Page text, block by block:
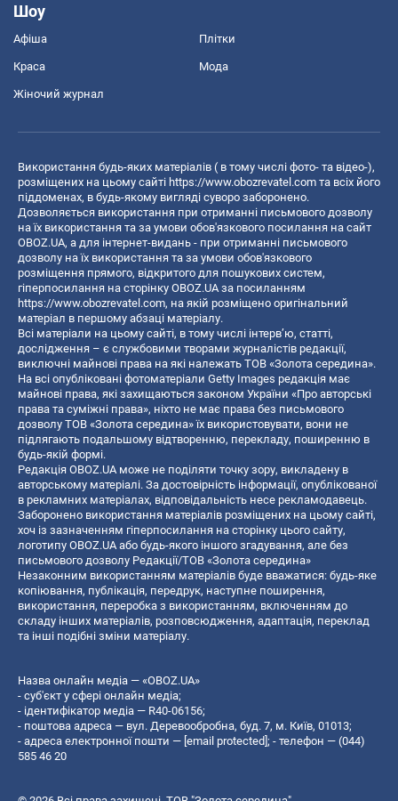
Шоу
Афіша Плітки
Краса Мода
Жіночий журнал
Використання будь-яких матеріалів ( в тому числі фото- та відео-),
розміщених на цьому сайті https://www.obozrevatel.com та всіх його
піддоменах, в будь-якому вигляді суворо заборонено.
Дозволяється використання при отриманні письмового дозволу
на їх використання та за умови обов'язкового посилання на сайт
OBOZ.UA, а для інтернет-видань - при отриманні письмового
дозволу на їх використання та за умови обов'язкового
розміщення прямого, відкритого для пошукових систем,
гіперпосилання на сторінку OBOZ.UA за посиланням
https://www.obozrevatel.com, на якій розміщено оригінальний
матеріал в першому абзаці матеріалу.
Всі матеріали на цьому сайті, в тому числі інтерв’ю, статті,
дослідження – є службовими творами журналістів редакції,
виключні майнові права на які належать ТОВ «Золота середина».
На всі опубліковані фотоматеріали Getty Images редакція має
майнові права, які захищаються законом України «Про авторські
права та суміжні права», ніхто не має права без письмового
дозволу ТОВ «Золота середина» їх використовувати, вони не
підлягають подальшому відтворенню, перекладу, поширенню в
будь-якій формі.
Редакція OBOZ.UA може не поділяти точку зору, викладену в
авторському матеріалі. За достовірність інформації, опублікованої
в рекламних матеріалах, відповідальність несе рекламодавець.
Заборонено використання матеріалів розміщених на цьому сайті,
хоч із зазначенням гіперпосилання на сторінку цього сайту,
логотипу OBOZ.UA або будь-якого іншого згадування, але без
письмового дозволу Редакції/ТОВ «Золота середина»
Незаконним використанням матеріалів буде вважатися: будь-яке
копiювання, публiкацiя, передрук, наступне поширення,
використання, переробка з використанням, включенням до
складу інших матеріалів, розповсюдження, адаптація, переклад
та інші подібні зміни матеріалу.
Назва онлайн медіа — «OBOZ.UA»
- суб'єкт у сфері онлайн медіа;
- ідентифікатор медіа — R40-06156;
- поштова адреса — вул. Деревообробна, буд. 7, м. Київ, 01013;
- адреса електронної пошти — [email protected]; - телефон — (044)
585 46 20